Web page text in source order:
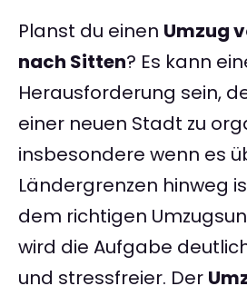
Planst du einen Umzug
nach Sitten? Es kann
Herausforderung sein,
einer neuen Stadt zu
insbesondere wenn es
Ländergrenzen hinweg
dem richtigen
wird die Aufgabe
und stressfreier. Der